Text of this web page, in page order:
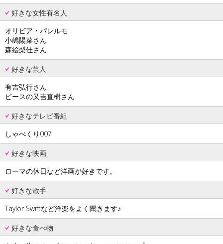
好きな女性有名人
オリビア・パレルモ
小嶋陽菜さん
森絵梨佳さん
好きな芸人
有吉弘行さん
ピースの又吉直樹さん
好きなテレビ番組
しゃべくり007
好きな映画
ローマの休日など洋画が好きです。
好きな歌手
Taylor Swiftなど洋楽をよく聞きます♪
好きな食べ物